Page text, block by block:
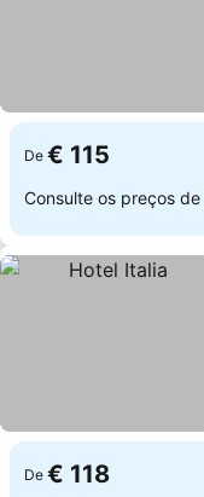
De € 115
Consulte os preços de
De € 118